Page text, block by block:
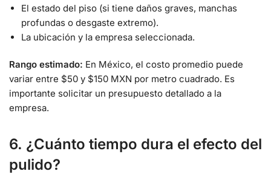
El estado del piso (si tiene daños graves, manchas
profundas o desgaste extremo).
La ubicación y la empresa seleccionada.
Rango estimado: En México, el costo promedio puede
variar entre $50 y $150 MXN por metro cuadrado. Es
importante solicitar un presupuesto detallado a la
empresa.
6. ¿Cuánto tiempo dura el efecto del
pulido?